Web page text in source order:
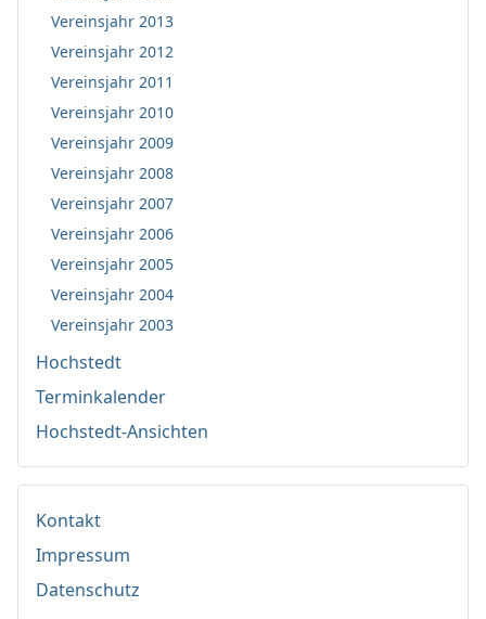
Vereinsjahr 2013
Vereinsjahr 2012
Vereinsjahr 2011
Vereinsjahr 2010
Vereinsjahr 2009
Vereinsjahr 2008
Vereinsjahr 2007
Vereinsjahr 2006
Vereinsjahr 2005
Vereinsjahr 2004
Vereinsjahr 2003
Hochstedt
Terminkalender
Hochstedt-Ansichten
Kontakt
Impressum
Datenschutz